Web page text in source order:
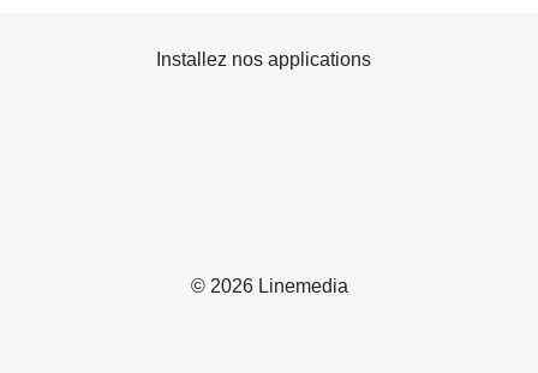
© 2026 Linemedia
Installez nos applications